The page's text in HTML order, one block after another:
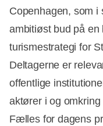
Copenhagen, som i
ambitiøst bud på
turismestrategi for
Deltagerne er
offentlige
aktører i og
Fælles for dagens